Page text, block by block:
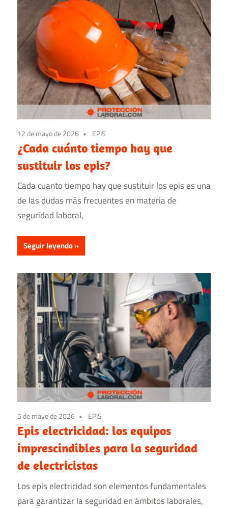
12 de mayo de 2026 EPIS
¿Cada cuánto tiempo hay que
sustituir los epis?
Cada cuanto tiempo hay que sustituir los epis es una
de las dudas más frecuentes en materia de
seguridad laboral,
Seguir leyendo
5 de mayo de 2026 EPIS
Epis electricidad: los equipos
imprescindibles para la seguridad
de electricistas
Los epis electricidad son elementos fundamentales
para garantizar la seguridad en ámbitos laborales,